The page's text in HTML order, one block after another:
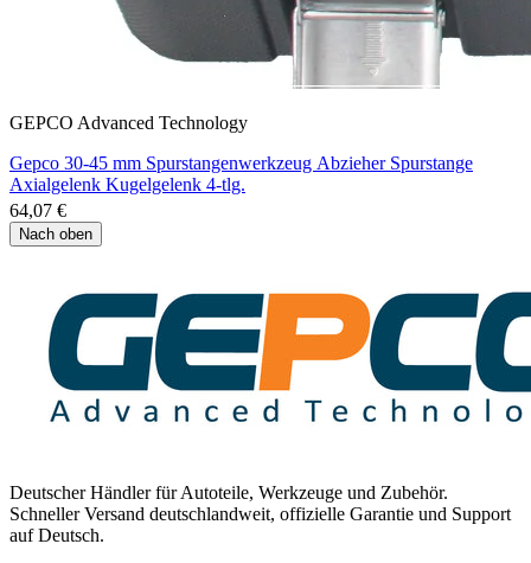
GEPCO Advanced Technology
Gepco 30-45 mm Spurstangenwerkzeug Abzieher Spurstange
Axialgelenk Kugelgelenk 4-tlg.
64,07 €
Nach oben
Deutscher Händler für Autoteile, Werkzeuge und Zubehör.
Schneller Versand deutschlandweit, offizielle Garantie und Support
auf Deutsch.